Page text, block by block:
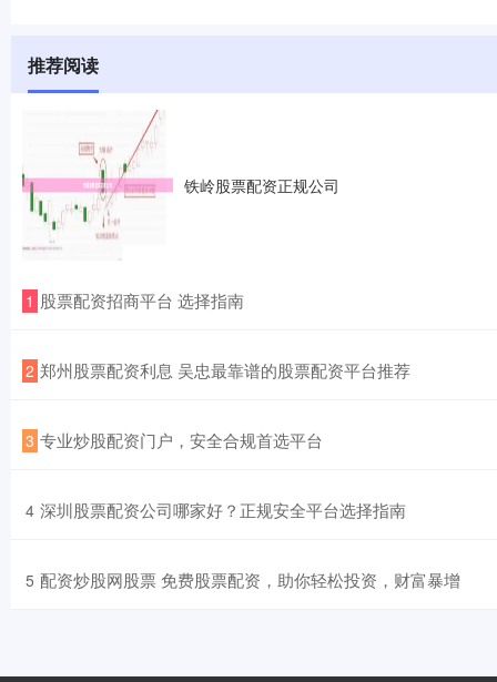
推荐阅读
铁岭股票配资正规公司
1 ​股票配资招商平台 选择指南
2 ​郑州股票配资利息 吴忠最靠谱的股票配资平台推荐
3 ​专业炒股配资门户，安全合规首选平台
4 ​深圳股票配资公司哪家好？正规安全平台选择指南
5 ​配资炒股网股票 免费股票配资，助你轻松投资，财富暴增